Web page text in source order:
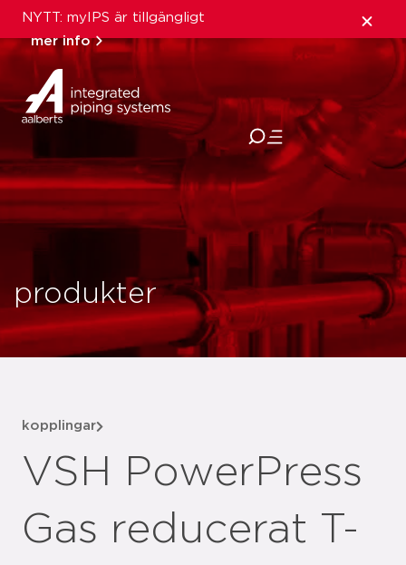
NYTT: myIPS är tillgängligt
mer info
stäng
produkter
kopplingar
VSH PowerPress
Gas reducerat T-